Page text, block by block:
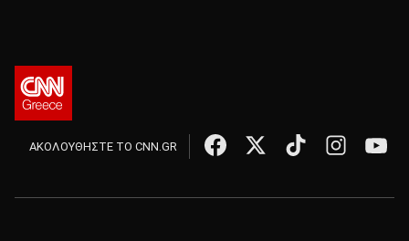
ΑΚΟΛΟΥΘΗΣΤΕ ΤΟ CNN.GR